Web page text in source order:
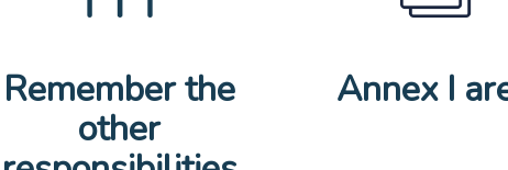
Remember the
other
Annex I